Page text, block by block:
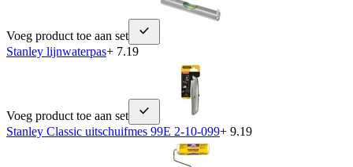
Voeg product toe aan set
Stanley lijnwaterpas+ 7.19
Voeg product toe aan set
Stanley Classic uitschuifmes 99E 2-10-099+ 9.19